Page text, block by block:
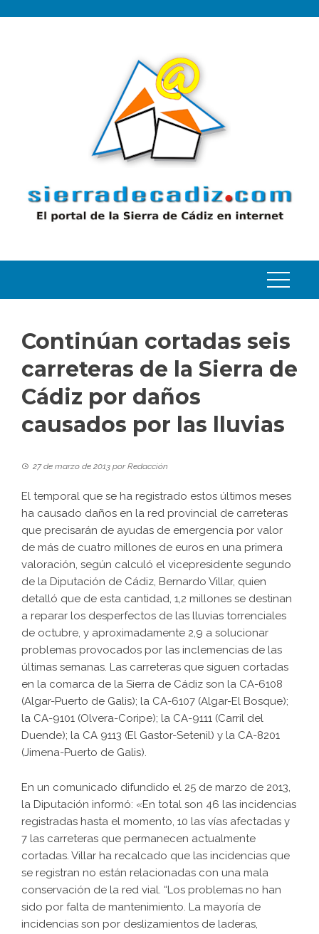
Continúan cortadas seis
carreteras de la Sierra de
Cádiz por daños
causados por las lluvias
27 de marzo de 2013 porRedacción
El temporal que se ha registrado estos últimos meses
ha causado daños en la red provincial de carreteras
que precisarán de ayudas de emergencia por valor
de más de cuatro millones de euros en una primera
valoración, según calculó el vicepresidente segundo
de la Diputación de Cádiz, Bernardo Villar, quien
detalló que de esta cantidad, 1,2 millones se destinan
a reparar los desperfectos de las lluvias torrenciales
de octubre, y aproximadamente 2,9 a solucionar
problemas provocados por las inclemencias de las
últimas semanas. Las carreteras que siguen cortadas
en la comarca de la Sierra de Cádiz son la CA-6108
(Algar-Puerto de Galis); la CA-6107 (Algar-El Bosque);
la CA-9101 (Olvera-Coripe); la CA-9111 (Carril del
Duende); la CA 9113 (El Gastor-Setenil) y la CA-8201
(Jimena-Puerto de Galis).
En un comunicado difundido el 25 de marzo de 2013,
la Diputación informó: «En total son 46 las incidencias
registradas hasta el momento, 10 las vías afectadas y
7 las carreteras que permanecen actualmente
cortadas. Villar ha recalcado que las incidencias que
se registran no están relacionadas con una mala
conservación de la red vial. “Los problemas no han
sido por falta de mantenimiento. La mayoría de
incidencias son por deslizamientos de laderas,